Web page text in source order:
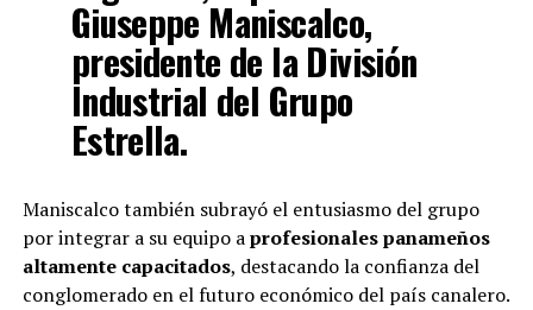
Giuseppe Maniscalco,
presidente de la División
Industrial del Grupo
Estrella.
Maniscalco también subrayó el entusiasmo del grupo
por integrar a su equipo aprofesionales panameños
altamente capacitados, destacando la confianza del
conglomerado en el futuro económico del país canalero.